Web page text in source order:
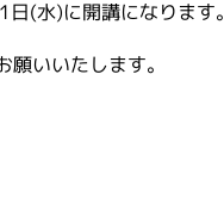
(水)に開講になります。
いいたします。